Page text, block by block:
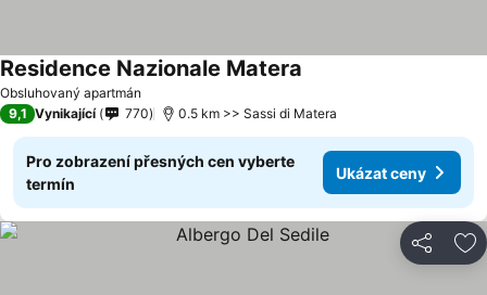
Obsluhovaný apartmán
Residence Nazionale Matera
9,1 Vynikající 770 0.5 km >> Sassi di Matera
Pro zobrazení přesných cen vyberte
termín
Ukázat ceny
Sdílet